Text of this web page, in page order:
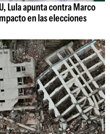
Lula apunta contra Marco
en las elecciones